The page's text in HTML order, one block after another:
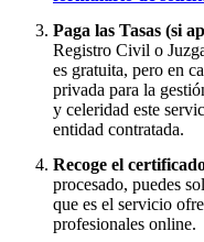
Paga las Tasas (si
Registro Civil o
es gratuita, pero en
privada para la
y celeridad este
entidad contratada.
Recoge el
procesado, puedes
que es el servicio
profesionales online.